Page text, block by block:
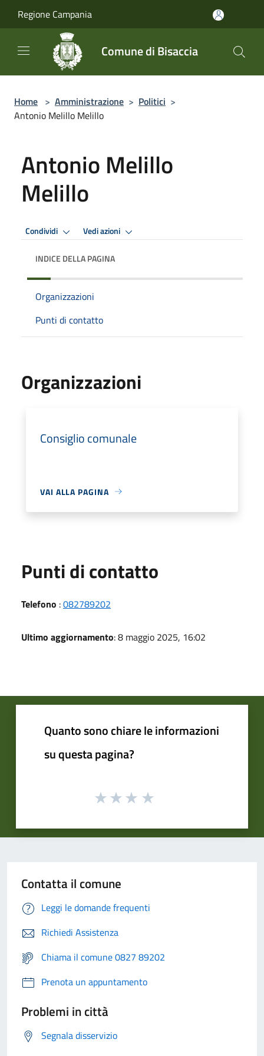
Regione Campania
Comune di Bisaccia
Home > Amministrazione > Politici >
Antonio Melillo Melillo
Antonio Melillo
Melillo
Condividi Vedi azioni
INDICE DELLA PAGINA
Organizzazioni
Punti di contatto
Organizzazioni
Consiglio comunale
VAI ALLA PAGINA
Punti di contatto
Telefono :082789202
Ultimo aggiornamento: 8 maggio 2025, 16:02
Quanto sono chiare le informazioni
su questa pagina?
Contatta il comune
Leggi le domande frequenti
Richiedi Assistenza
Chiama il comune 0827 89202
Prenota un appuntamento
Problemi in città
Segnala disservizio